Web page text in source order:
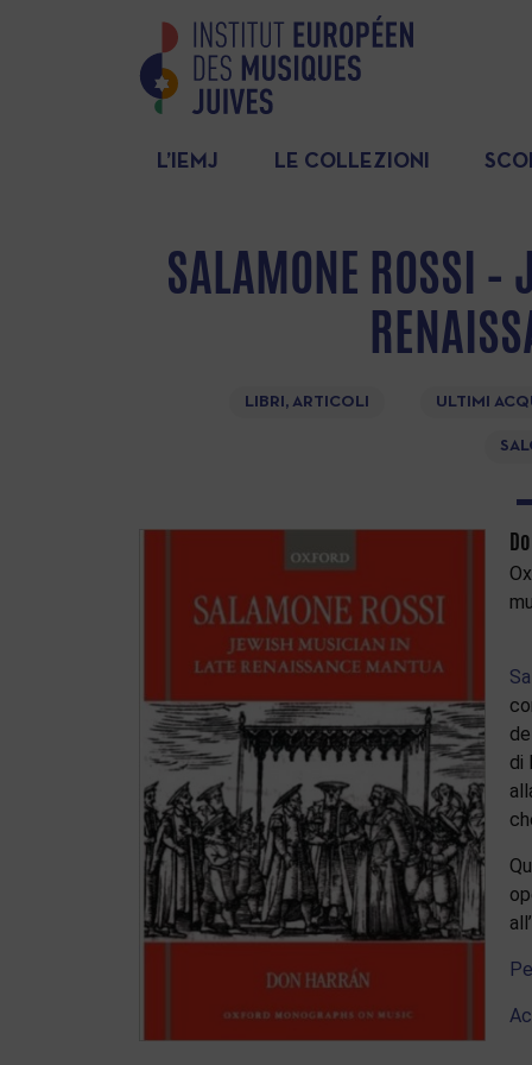
L’IEMJ LE COLLEZIONI
SALAMONE ROSSI
LIBRI, ARTICOLI ULTIMI
di